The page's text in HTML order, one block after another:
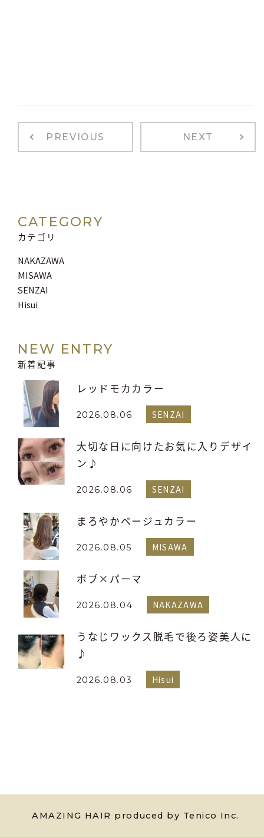
PREVIOUS NEXT
CATEGORY
カテゴリ
NAKAZAWA
MISAWA
SENZAI
Hisui
NEW ENTRY
新着記事
レッドモカカラー
2026.08.06 SENZAI
大切な日に向けたお気に入りデザイ
ン♪
2026.08.06 SENZAI
まろやかベージュカラー
2026.08.05 MISAWA
ボブ×パーマ
2026.08.04 NAKAZAWA
うなじワックス脱毛で後ろ姿美人に
♪
2026.08.03 Hisui
AMAZING HAIR produced by Tenico Inc.